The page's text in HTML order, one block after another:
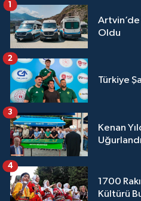
Artvin’de
Oldu
1
Türkiye
2
Kenan
Uğurlandı
3
1700
Kültürü
4